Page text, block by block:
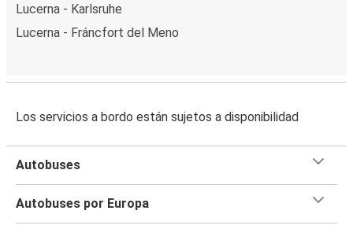
Lucerna - Karlsruhe
Lucerna - Fráncfort del Meno
Los servicios a bordo están sujetos a disponibilidad
Autobuses
Autobuses por Europa